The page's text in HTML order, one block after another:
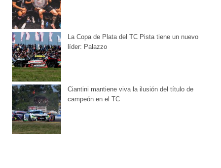
La Copa de Plata del TC Pista tiene un nuevo
líder: Palazzo
Ciantini mantiene viva la ilusión del título de
campeón en el TC